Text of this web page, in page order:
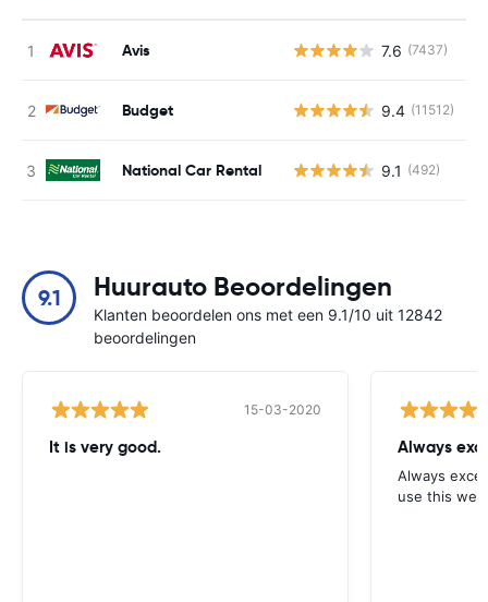
Avis 7.6 (7437)
Budget 9.4 (11512)
National Car Rental 9.1 (492)
9.1 Huurauto Beoordelingen
Klanten beoordelen ons met een 9.1/10 uit 12842
beoordelingen
15-03-2020
It is very good. Always
Always
use this